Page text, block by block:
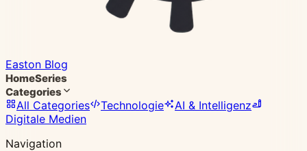
Easton Blog
HomeSeries
Categories
All Categories Technologie
AI & Intelligenz
Digitale Medien
Navigation